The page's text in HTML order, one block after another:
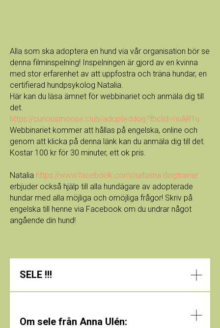
Alla som ska adoptera en hund via vår organisation bör se
denna filminspelning! Inspelningen är gjord av en kvinna
med stor erfarenhet av att uppfostra och träna hundar, en
certifierad hundpsykolog Natalia.
Här kan du läsa ämnet för webbinariet och anmäla dig till
det.
https://curiousmoose.club/adopteddog?fbclid=IwAR1u...
Webbinariet kommer att hållas på engelska, online och
genom att klicka på denna länk kan du anmäla dig till det.
Kostar 100 kr för 30 minuter, ett ok pris.
Natalia https://www.facebook.com/natasha.dogtrainer
erbjuder också hjälp till alla hundägare av adopterade
hundar med alla möjliga och omöjliga frågor! Skriv på
engelska till henne via Facebook om du undrar något
angående din hund!
SELE !!!
Om sele från Anna Ulén: